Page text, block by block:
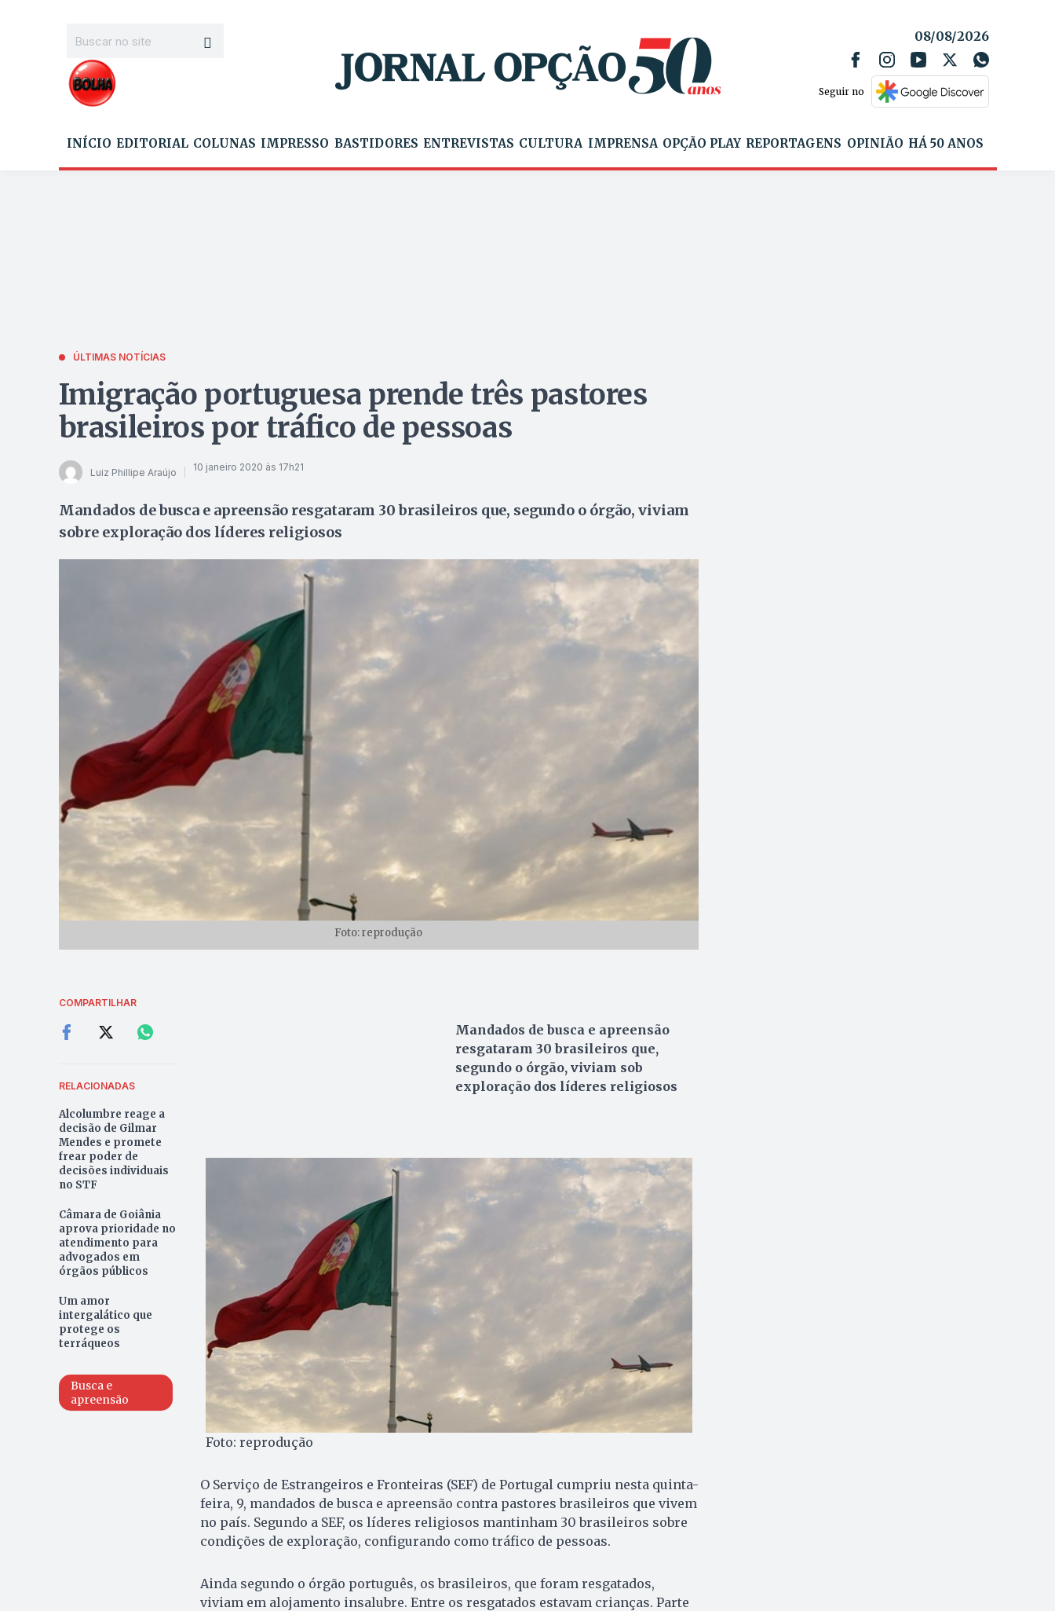
08/08/2026
Seguir no
INÍCIO EDITORIAL COLUNAS IMPRESSO BASTIDORES ENTREVISTAS CULTURA IMPRENSA OPÇÃO PLAY REPORTAGENS OPINIÃO HÁ 50 ANOS
ÚLTIMAS NOTÍCIAS
Imigração portuguesa prende três pastores
brasileiros por tráfico de pessoas
Luiz Phillipe Araújo 10 janeiro 2020 às 17h21
Mandados de busca e apreensão resgataram 30 brasileiros que, segundo o órgão, viviam
sobre exploração dos líderes religiosos
Foto: reprodução
COMPARTILHAR
RELACIONADAS
Alcolumbre reage a
decisão de Gilmar
Mendes e promete
frear poder de
decisões individuais
no STF
Câmara de Goiânia
aprova prioridade no
atendimento para
advogados em
órgãos públicos
Um amor
intergalático que
protege os
terráqueos
Busca e
apreensão
Mandados de busca e apreensão
resgataram 30 brasileiros que,
segundo o órgão, viviam sob
exploração dos líderes religiosos
Foto: reprodução
O Serviço de Estrangeiros e Fronteiras (SEF) de Portugal cumpriu nesta quinta-
feira, 9, mandados de busca e apreensão contra pastores brasileiros que vivem
no país. Segundo a SEF, os líderes religiosos mantinham 30 brasileiros sobre
condições de exploração, configurando como tráfico de pessoas.
Ainda segundo o órgão português, os brasileiros, que foram resgatados,
viviam em alojamento insalubre. Entre os resgatados estavam crianças. Parte